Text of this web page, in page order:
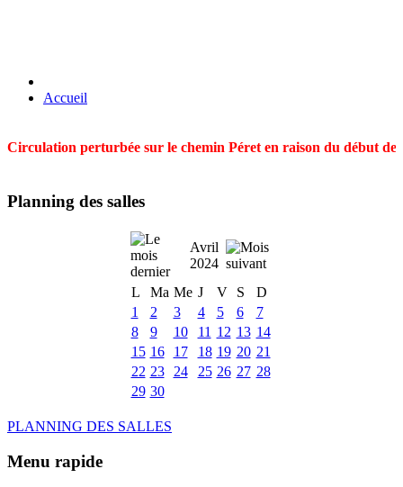
Accueil
Circulation perturbée sur le chemin Péret en raison du début
Planning des salles
Avril
2024
L
Ma Me J V S
D
1
2 3 4 5 6
7
8
9 10 11 12 13 14
15 16 17 18 19 20 21
22 23 24 25 26 27 28
29 30
PLANNING DES SALLES
Menu rapide